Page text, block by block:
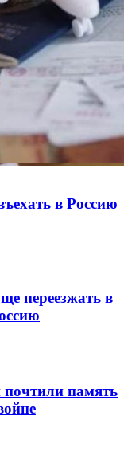
в Россию
переезжать в
почтили память